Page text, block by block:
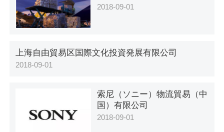
2018-09-01
上海自由貿易区国際文化投資発展有限公司
2018-09-01
索尼（ソニー）物流貿易（中
国）有限公司
2018-09-01